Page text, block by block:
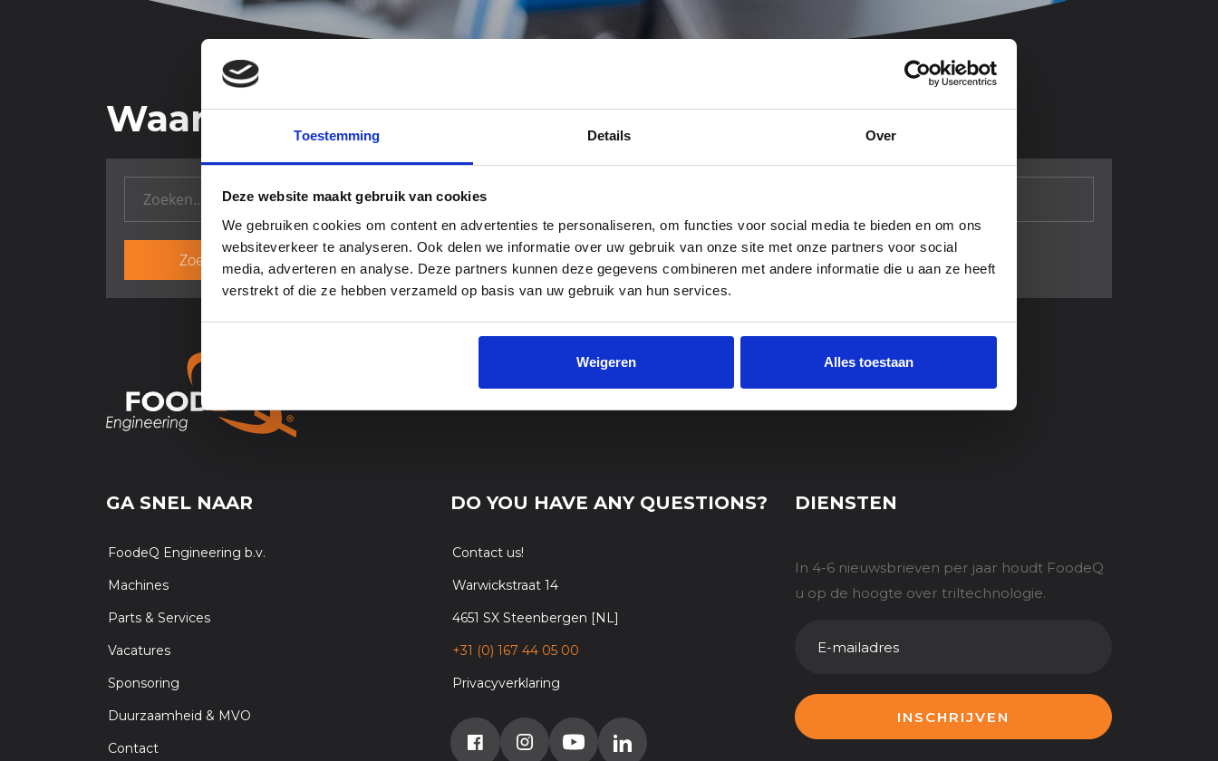
Toestemming Details Over
Deze website maakt gebruik van cookies
We gebruiken cookies om content en advertenties te personaliseren, om functies voor social media te bieden en om ons
websiteverkeer te analyseren. Ook delen we informatie over uw gebruik van onze site met onze partners voor social
media, adverteren en analyse. Deze partners kunnen deze gegevens combineren met andere informatie die u aan ze heeft
verstrekt of die ze hebben verzameld op basis van uw gebruik van hun services.
Weigeren Alles toestaan
Waar ben je naar op zoek?
GA SNEL NAAR
FoodeQ Engineering b.v.
Machines
Parts & Services
Vacatures
Sponsoring
Duurzaamheid & MVO
Contact
DO YOU HAVE ANY QUESTIONS?
Contact us!
Warwickstraat 14
4651 SX Steenbergen [NL]
+31 (0) 167 44 05 00
Privacyverklaring
DIENSTEN
In 4-6 nieuwsbrieven per jaar houdt FoodeQ
u op de hoogte over triltechnologie.
MAILADRES